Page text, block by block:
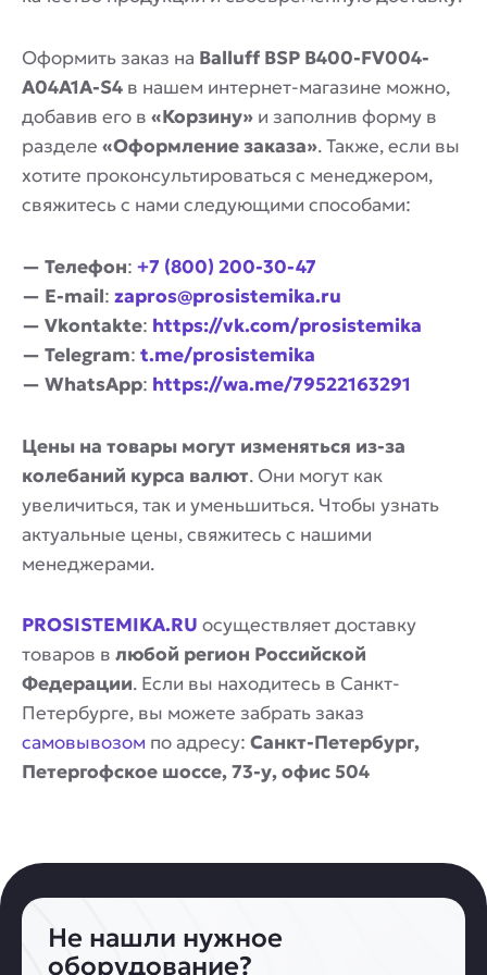
Оформить заказ на Balluff BSP B400-FV004-
A04A1A-S4 в нашем интернет-магазине можно,
добавив его в «Корзину» и заполнив форму в
разделе «Оформление заказа». Также, если вы
хотите проконсультироваться с менеджером,
свяжитесь с нами следующими способами:
— Телефон: +7 (800) 200-30-47
— E-mail: zapros@prosistemika.ru
— Vkontakte: https://vk.com/prosistemika
— Telegram: t.me/prosistemika
— WhatsApp: https://wa.me/79522163291
Цены на товары могут изменяться из-за
колебаний курса валют. Они могут как
увеличиться, так и уменьшиться. Чтобы узнать
актуальные цены, свяжитесь с нашими
менеджерами.
PROSISTEMIKA.RU осуществляет доставку
товаров в любой регион Российской
Федерации. Если вы находитесь в Санкт-
Петербурге, вы можете забрать заказ
самовывозом по адресу: Санкт-Петербург,
Петергофское шоссе, 73-у, офис 504
Не нашли нужное
оборудование?